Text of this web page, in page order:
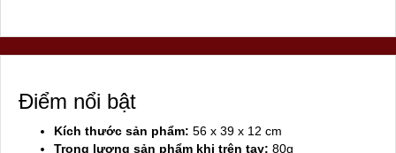
Điểm nổi bật
Kích thước sản phẩm: 56 x 39 x 12 cm
Trọng lượng sản phẩm khi trên tay: 80g